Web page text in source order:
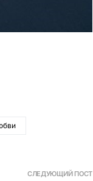
СЛЕДУЮЩИЙ ПОСТ